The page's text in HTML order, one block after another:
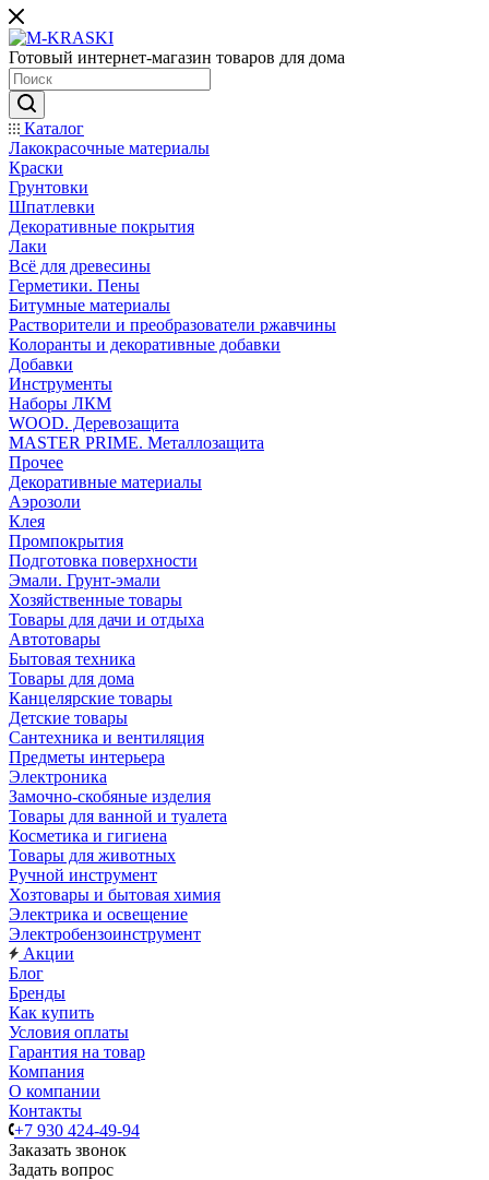
Готовый интернет-магазин товаров для дома
Каталог
Лакокрасочные материалы
Краски
Грунтовки
Шпатлевки
Декоративные покрытия
Лаки
Всё для древесины
Герметики. Пены
Битумные материалы
Растворители и преобразователи ржавчины
Колоранты и декоративные добавки
Добавки
Инструменты
Наборы ЛКМ
WOOD. Деревозащита
MASTER PRIME. Металлозащита
Прочее
Декоративные материалы
Аэрозоли
Клея
Промпокрытия
Подготовка поверхности
Эмали. Грунт-эмали
Хозяйственные товары
Товары для дачи и отдыха
Автотовары
Бытовая техника
Товары для дома
Канцелярские товары
Детские товары
Сантехника и вентиляция
Предметы интерьера
Электроника
Замочно-скобяные изделия
Товары для ванной и туалета
Косметика и гигиена
Товары для животных
Ручной инструмент
Хозтовары и бытовая химия
Электрика и освещение
Электробензоинструмент
Акции
Блог
Бренды
Как купить
Условия оплаты
Гарантия на товар
Компания
О компании
Контакты
+7 930 424-49-94
Заказать звонок
Задать вопрос